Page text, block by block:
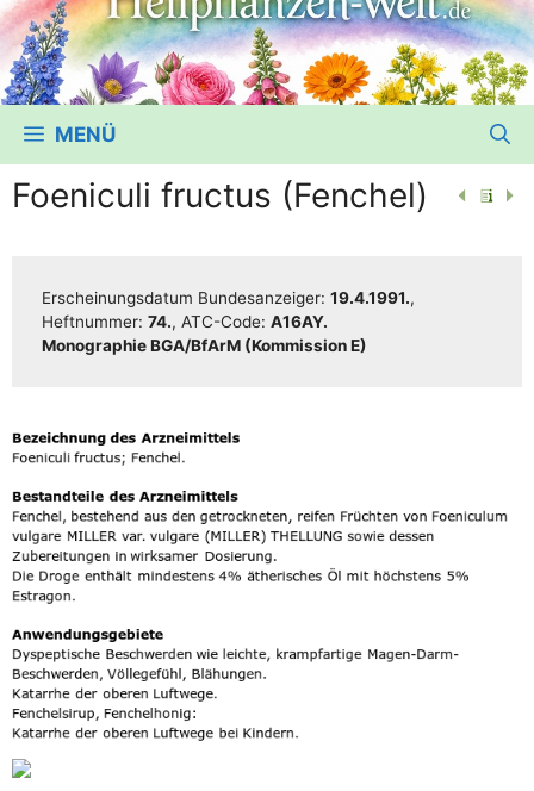
MENÜ
Foeniculi fructus (Fenchel)
Erschei­nungs­da­tum Bun­des­an­zei­ger: 19.4.1991.,
Heft­num­mer: 74., ATC-Code: A16AY.
Mono­gra­phie BGA/​​BfArM (Kom­mis­si­on E)